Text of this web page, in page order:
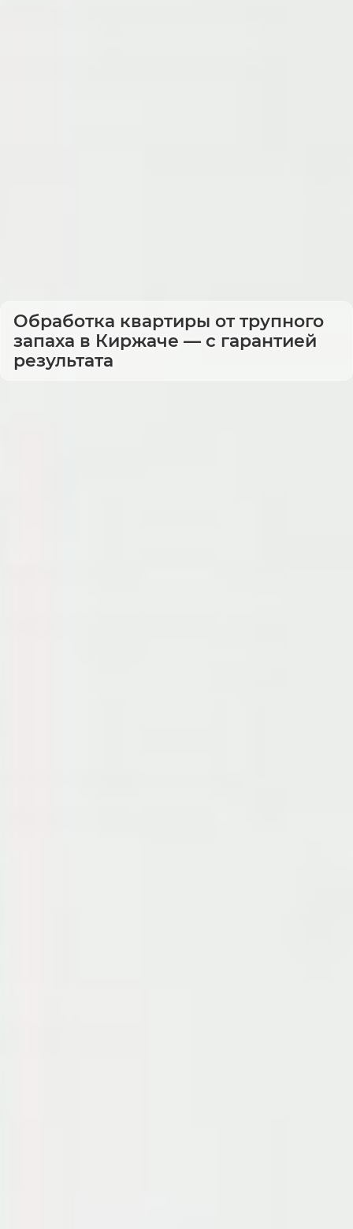
Обработка квартиры от трупного
запаха в Киржаче — с гарантией
результата